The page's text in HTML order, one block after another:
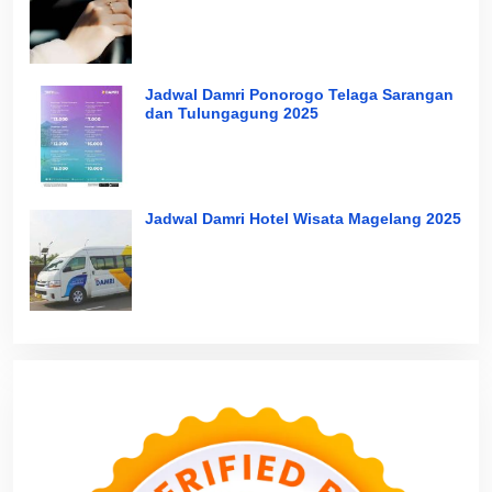
Jadwal Damri Ponorogo Telaga Sarangan
dan Tulungagung 2025
Jadwal Damri Hotel Wisata Magelang 2025